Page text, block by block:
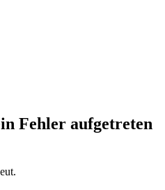
Fehler aufgetreten